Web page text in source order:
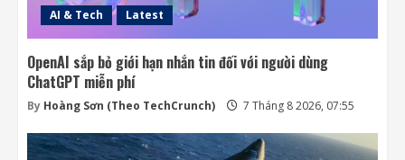
AI & Tech Latest
OpenAI sắp bỏ giới hạn nhắn tin đối với người dùng
ChatGPT miễn phí
By Hoàng Sơn (Theo TechCrunch) 7 Tháng 8 2026, 07:55